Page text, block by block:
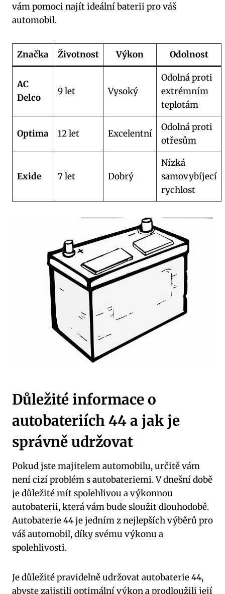
vám pomoci najít ideální baterii pro ‍váš⁤
automobil.
Značka Životnost Výkon Odolnost
AC
Delco
9 let Vysoký
Odolná proti
extrémním
teplotám
Optima 12 let Excelentní
Odolná proti
otřesům
Exide 7 let Dobrý
Nízká⁤
samovybíjecí
rychlost
Důležité‌ informace o
⁤autobateriích 44⁣ a jak je⁣
správně udržovat
Pokud jste majitelem⁤ automobilu, určitě vám
není cizí problém s ‌autobateriemi. V dnešní době
je ⁢důležité mít spolehlivou a výkonnou
autobaterii, která vám ⁣bude sloužit dlouhodobě.
Autobaterie 44 je jedním z nejlepších výběrů pro
váš automobil, díky svému výkonu a⁢
spolehlivosti.
Je ​důležité pravidelně udržovat ⁣autobaterie 44,
abyste zajistili optimální výkona ​prodloužili její